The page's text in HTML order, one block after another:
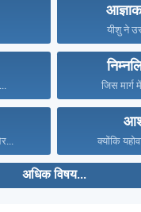
यीशु ने
जिस मार्ग
क्योंकि
अधिक विषय...